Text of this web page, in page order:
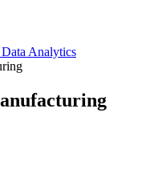
Analytics